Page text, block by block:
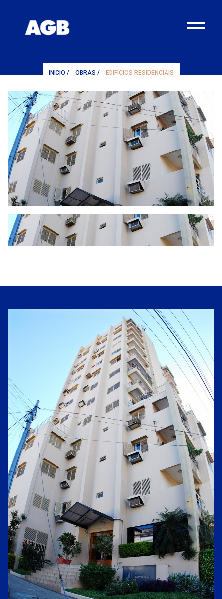
¨
INICIO/ OBRAS / EDIFÍCIOS RESIDENCIAIS